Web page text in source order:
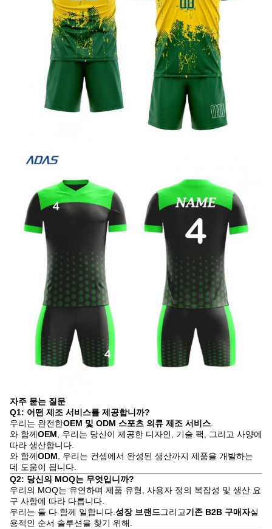
자주 묻는 질문
Q1: 어떤 제조 서비스를 제공합니까?
우리는 완전한OEM 및 ODM 스포츠 의류 제조 서비스
와 함께OEM , 우리는 당신이 제공한 디자인, 기술 팩, 그리고 사양에
따라 생산합니다.
와 함께ODM , 우리는 컨셉에서 완성된 생산까지 제품을 개발하는
데 도움이 됩니다.
Q2: 당신의 MOQ는 무엇입니까?
우리의 MOQ는 유연하며 제품 유형, 사용자 정의 복잡성 및 생산 요
구 사항에 따라 다릅니다.
우리는 둘 다 함께 일합니다. 성장 브랜드그리고기존 B2B 구매자실
용적인 순서 솔루션을 찾기 위해.